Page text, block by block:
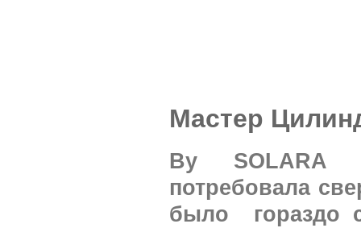
Мастер
By SOLARA
потребовала
было гораздо